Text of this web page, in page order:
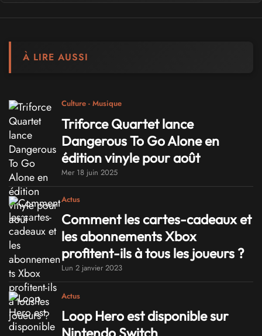
À LIRE AUSSI
Culture - Musique
Triforce Quartet lance
Dangerous To Go Alone en
édition vinyle pour août
Mer 18 juin 2025
Actus
Comment les cartes-cadeaux et
les abonnements Xbox
profitent-ils à tous les joueurs ?
Lun 2 janvier 2023
Actus
Loop Hero est disponible sur